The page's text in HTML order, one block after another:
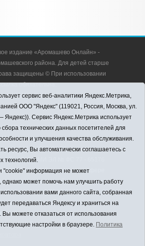
издание «Аромашево Онлайн» -
района. Для детей старше
защищены © При использовании
обязательна.
627350, Россия, Тюменская
район, с. Аромашево, ул.
почты редакции:
8 (34545) 2-30-58
номер СМИ ЭЛ № ФС 77 - 65176
службой по надзору в сфере
технологий и массовых
(Роскомнадзор) 28.03.2016 г.
«Информационно-издательский
труду».
А.Н. Барабанщиков
сервис веб-аналитики Яндекс.Метрика,
ООО "Яндекс" (119021, Россия, Москва, ул.
Яндекс)). Сервис Яндекс.Метрика использует
технических данных посетителей для
и улучшения качества обслуживания.
ресурс, Вы автоматически соглашаетесь с
технологий.
"cookie" информация не может
может помочь нам улучшить работу
вами данного сайта, собранная
передаваться Яндексу и храниться на
можете отказаться от использования
настройки в браузере. Политика